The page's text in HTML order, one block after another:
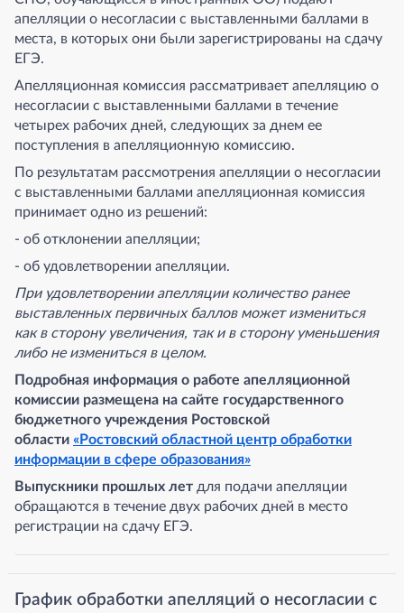
апелляции о несогласии с выставленными баллами в
места, в которых они были зарегистрированы на сдачу
ЕГЭ.
Апелляционная комиссия рассматривает апелляцию о
несогласии с выставленными баллами в течение
четырех рабочих дней, следующих за днем ее
поступления в апелляционную комиссию.
По результатам рассмотрения апелляции о несогласии
с выставленными баллами апелляционная комиссия
принимает одно из решений:
- об отклонении апелляции;
- об удовлетворении апелляции.
При удовлетворении апелляции количество ранее
выставленных первичных баллов может измениться
как в сторону увеличения, так и в сторону уменьшения
либо не измениться в целом.
Подробная информация о работе апелляционной
комиссии размещена на сайте государственного
бюджетного учреждения Ростовской
области «Ростовский областной центр обработки
информации в сфере образования»
Выпускники прошлых лет для подачи апелляции
обращаются в течение двух рабочих дней в место
регистрации на сдачу ЕГЭ.
График обработки апелляций о несогласии с